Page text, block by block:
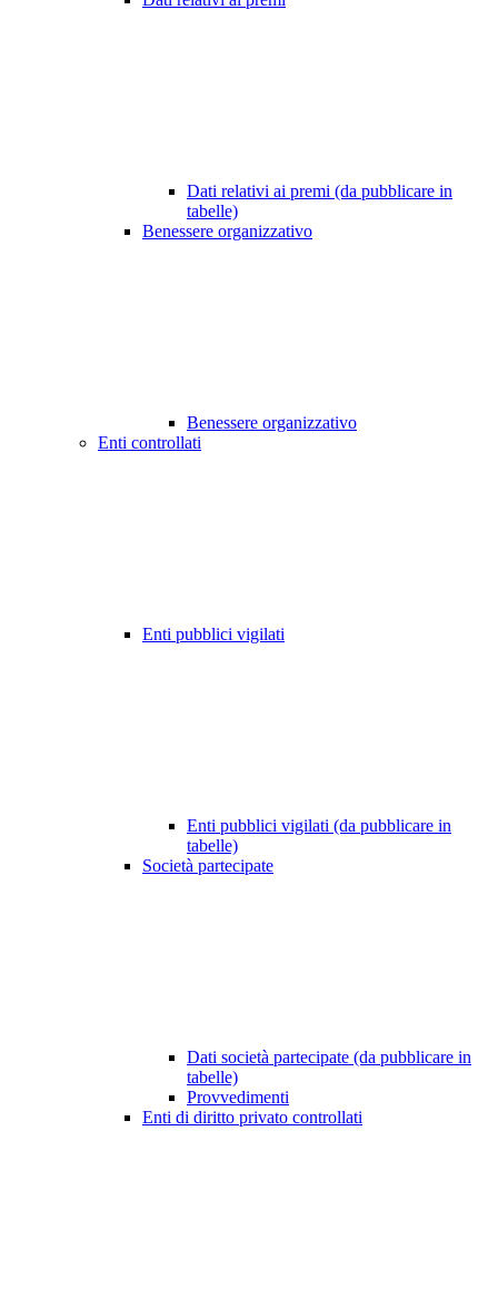
Dati relativi ai premi (da pubblicare in
tabelle)
Benessere organizzativo
Benessere organizzativo
Enti controllati
Enti pubblici vigilati
Enti pubblici vigilati (da pubblicare in
tabelle)
Società partecipate
Dati società partecipate (da pubblicare in
tabelle)
Provvedimenti
Enti di diritto privato controllati